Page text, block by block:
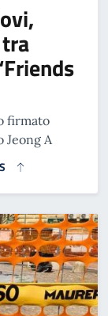
firmato
Jeong A